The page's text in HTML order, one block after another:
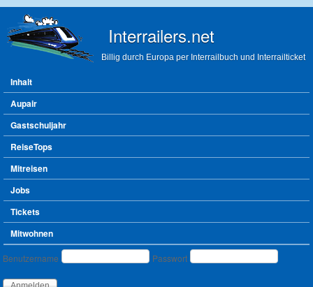
Interrailers.net
Billig durch Europa per Interrailbuch und Interrailticket
Hauptmenü
Inhalt
Aupair
Gastschuljahr
ReiseTops
Mitreisen
Jobs
Tickets
Mitwohnen
Benutzeranmeldung
Benutzername Passwort